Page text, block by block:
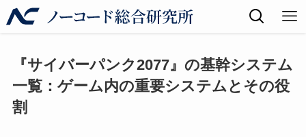
『サイバーパンク2077』の基幹システム
一覧：ゲーム内の重要システムとその役
割